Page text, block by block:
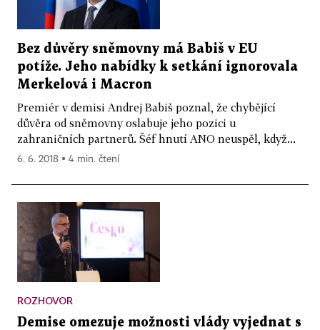
Bez důvěry sněmovny má Babiš v EU
potíže. Jeho nabídky k setkání ignorovala
Merkelová i Macron
Premiér v demisi Andrej Babiš poznal, že chybějící
důvěra od sněmovny oslabuje jeho pozici u
zahraničních partnerů. Šéf hnutí ANO neuspěl, když...
6. 6. 2018 ▪ 4 min. čtení
ROZHOVOR
Demise omezuje možnosti vlády vyjednat s